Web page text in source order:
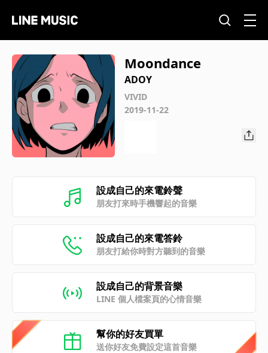
Moondance
ADOY
VIVID
2019-11-22
設成自己的來電鈴聲
朋友打來時手機響起的音樂
設成自己的來電答鈴
朋友打給你時對方聽到的音樂
設成自己的背景音樂
LINE 個人檔案頁的心情音樂
幫你的好友買單
送你好友免費設定這首音樂